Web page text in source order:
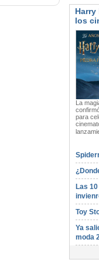
los
La
para
Las
Toy
Ya
moda